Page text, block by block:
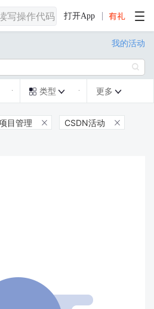
打开App
我的活动

 类型  更多 
目管理  CSDN活动 